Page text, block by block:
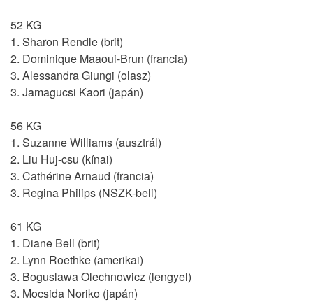
52 KG
1. Sharon Rendle (brit)
2. Dominique Maaoui-Brun (francia)
3. Alessandra Giungi (olasz)
3. Jamagucsi Kaori (japán)
56 KG
1. Suzanne Williams (ausztrál)
2. Liu Huj-csu (kínai)
3. Cathérine Arnaud (francia)
3. Regina Philips (NSZK-beli)
61 KG
1. Diane Bell (brit)
2. Lynn Roethke (amerikai)
3. Boguslawa Olechnowicz (lengyel)
3. Mocsida Noriko (japán)